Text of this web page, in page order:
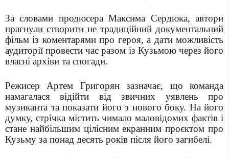
За словами продюсера Максима Сердюка, автори
прагнули створити не традиційний документальний
фільм із коментарями про героя, а дати можливість
аудиторії провести час разом із Кузьмою через його
власні архіви та спогади.
Режисер Артем Григорян зазначає, що команда
намагалася відійти від звичних уявлень про
музиканта та показати його з нового боку. На його
думку, стрічка містить чимало маловідомих фактів і
стане найбільшим цілісним екранним проєктом про
Кузьму за понад десять років після його загибелі.